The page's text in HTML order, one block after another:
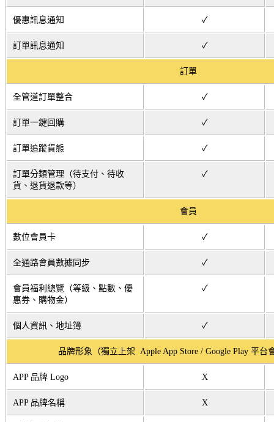
優惠訊息通知 ✓
訂單訊息通知 ✓
訂單
全管道訂單整合 ✓
訂單一鍵回購 ✓
訂單追蹤貨態 ✓
訂單分類管理（待支付、待收
貨、退貨退款等）
✓
會員
數位會員卡 ✓
全通路會員數據同步 ✓
會員福利總覽（等級、點數、優
惠券、購物金）
✓
個人資訊、地址簿 ✓
品牌形象（獨立上架 Apple App Store / Google Play 平台
APP 品牌 Logo X
APP 品牌名稱 X